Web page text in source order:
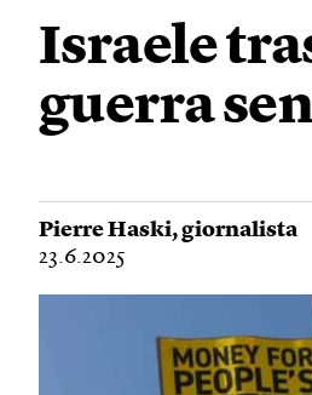
Israele
guerra
Pierre Haski, giornalista
23.6.2025